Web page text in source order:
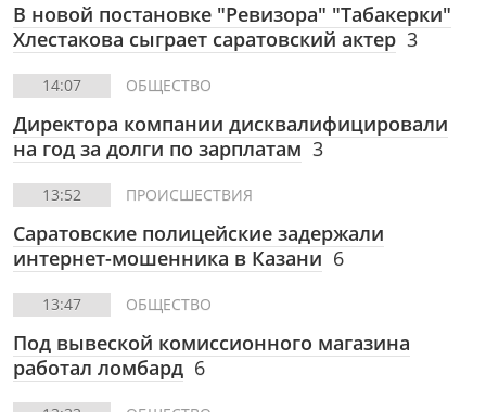
В новой постановке "Ревизора" "Табакерки"
Хлестакова сыграет саратовский актер 3
14:07 ОБЩЕСТВО
Директора компании дисквалифицировали
на год за долги по зарплатам 3
13:52 ПРОИСШЕСТВИЯ
Саратовские полицейские задержали
интернет-мошенника в Казани 6
13:47 ОБЩЕСТВО
Под вывеской комиссионного магазина
работал ломбард 6